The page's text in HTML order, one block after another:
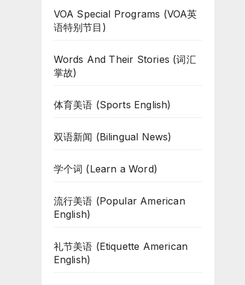
VOA Special Programs (VOA英
语特别节目)
Words And Their Stories (词汇
掌故)
体育美语 (Sports English)
双语新闻 (Bilingual News)
学个词 (Learn a Word)
流行美语 (Popular American
English)
礼节美语 (Etiquette American
English)